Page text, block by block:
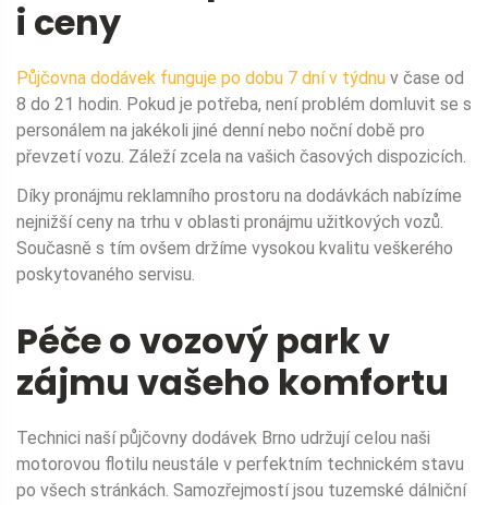
i ceny
Půjčovna dodávek funguje po dobu 7 dní v týdnu v čase od
8 do 21 hodin. Pokud je potřeba, není problém domluvit se s
personálem na jakékoli jiné denní nebo noční době pro
převzetí vozu. Záleží zcela na vašich časových dispozicích.
Díky pronájmu reklamního prostoru na dodávkách nabízíme
nejnižší ceny na trhu v oblasti pronájmu užitkových vozů.
Současně s tím ovšem držíme vysokou kvalitu veškerého
poskytovaného servisu.
Péče o vozový park v
zájmu vašeho komfortu
Technici naší půjčovny dodávek Brno udržují celou naši
motorovou flotilu neustále v perfektním technickém stavu
po všech stránkách. Samozřejmostí jsou tuzemské dálniční